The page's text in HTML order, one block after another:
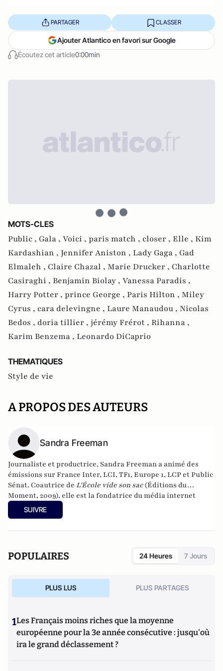
Écoutez cet article0:00min
PARTAGER CLASSER
Ajouter Atlantico en favori sur Google
MOTS-CLES
Public , Gala , Voici , paris match , closer , Elle , Kim
Kardashian , Jennifer Aniston , Lady Gaga , Gad
Elmaleh , Claire Chazal , Marie Drucker , Charlotte
Casiraghi , Benjamin Biolay , Vanessa Paradis ,
Harry Potter , prince George , Paris Hilton , Miley
Cyrus , cara delevingne , Laure Manaudou , Nicolas
Bedos , doria tillier , jérémy Frérot , Rihanna ,
Karim Benzema , Leonardo DiCaprio
THEMATIQUES
Style de vie
A PROPOS DES AUTEURS
Sandra Freeman
Journaliste et productrice, Sandra Freeman a animé des
émissions sur France Inter, LCI, TF1, Europe 1, LCP et Public
Sénat. Coautrice de L'École vide son sac(Éditions du
Moment, 2009), elle est la fondatrice du média internet
MatriochK.
SUIVRE
POPULAIRES 24 Heures 7 Jours
PLUS LUS PLUS PARTAGES
1Les Français moins riches que la moyenne
européenne pour la 3e année consécutive : jusqu'où
ira le grand déclassement ?